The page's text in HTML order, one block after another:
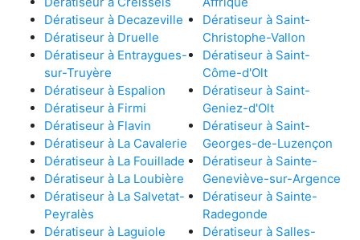
Dératiseur à Decazeville
Dératiseur à Druelle
Dératiseur à Entraygues-
sur-Truyère
Dératiseur à Espalion
Dératiseur à Firmi
Dératiseur à Flavin
Dératiseur à La Cavalerie
Dératiseur à La Fouillade
Dératiseur à La Loubière
Dératiseur à La Salvetat-
Peyralès
Dératiseur à Laguiole
Dératiseur à Saint-
Christophe-Vallon
Dératiseur à Saint-
Côme-d'Olt
Dératiseur à Saint-
Geniez-d'Olt
Dératiseur à Saint-
Georges-de-Luzençon
Dératiseur à Sainte-
Geneviève-sur-Argence
Dératiseur à Sainte-
Radegonde
Dératiseur à Salles-